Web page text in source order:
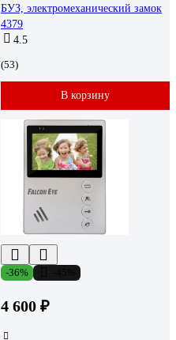
БУЗ, электромеханический замок
4379
4.5
(53)
В корзину
-36%
4 600 ₽